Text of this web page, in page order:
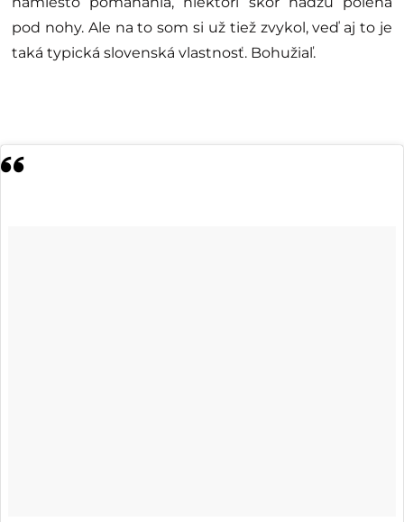
pod nohy. Ale na to som si už tiež zvykol, veď aj to je
taká typická slovenská vlastnosť. Bohužiaľ.